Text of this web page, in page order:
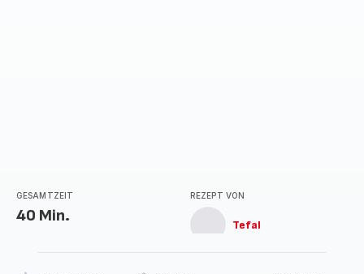
GESAMTZEIT
40 Min.
REZEPT VON
Tefal